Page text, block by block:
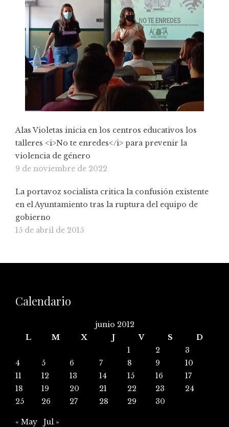
Alas Violetas inicia en los centros educativos los
talleres <i>No te enredes</i> para prevenir la
violencia de género
9 de noviembre de 2022
La portavoz socialista critica la confusión existente
en el Ayuntamiento tras la ruptura del equipo de
gobierno
15 de abril de 2015
Calendario
junio 2012
L
M X J V S
D
1
2
3
4
5 6 7 8 9
10
11
12 13 14 15 16
17
18
19 20 21 22 23
24
25
26 27 28 29 30
« May Jul »